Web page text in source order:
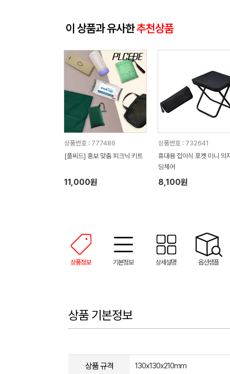
이 상품과 유사한추천상품
상품번호 : 777486
[플씨드] 홍보 맞춤 피크닉 키트
11,000원
상품번호 : 732641
휴대용 접이식 포켓 미니 의
딩체어
8,100원
상품정보 기본정보 상세설명 옵션샘플
상품 기본정보
상품 규격 130x130x210mm